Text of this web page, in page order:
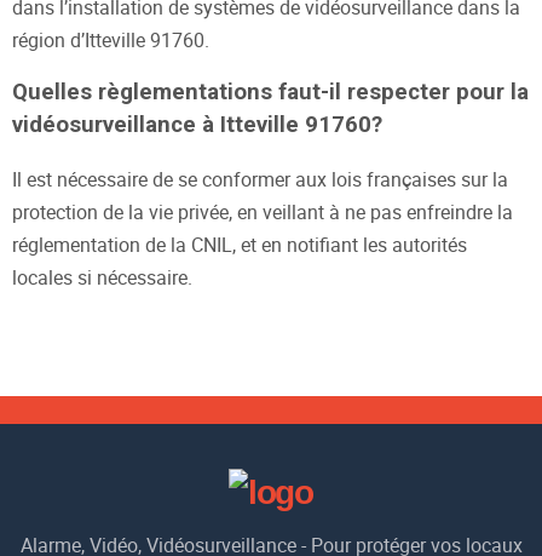
dans l’installation de systèmes de vidéosurveillance dans la
région d’Itteville 91760.
Quelles règlementations faut-il respecter pour la
vidéosurveillance à Itteville 91760?
Il est nécessaire de se conformer aux lois françaises sur la
protection de la vie privée, en veillant à ne pas enfreindre la
réglementation de la CNIL, et en notifiant les autorités
locales si nécessaire.
Alarme, Vidéo, Vidéosurveillance - Pour protéger vos locaux